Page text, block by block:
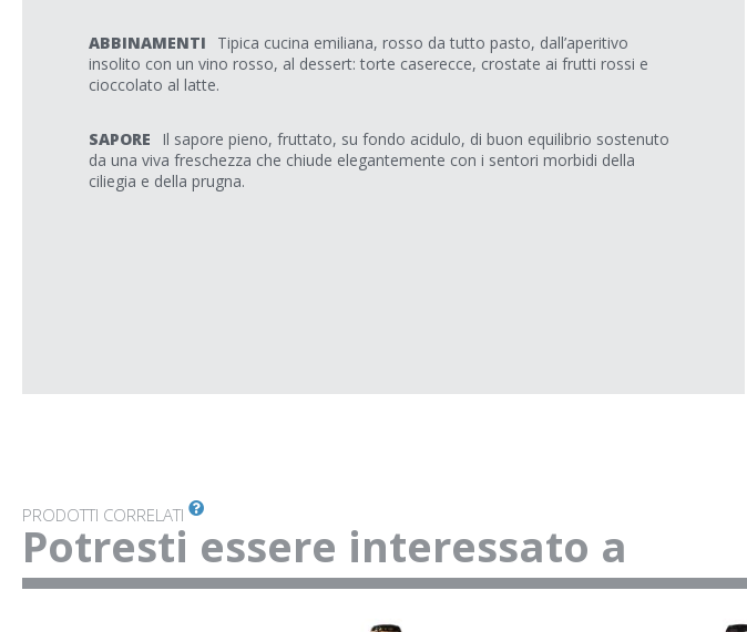
ABBINAMENTI
Tipica cucina emiliana, rosso da tutto pasto, dall’aperitivo
insolito con un vino rosso, al dessert: torte caserecce, crostate ai frutti rossi e
cioccolato al latte.
SAPORE
Il sapore pieno, fruttato, su fondo acidulo, di buon equilibrio sostenuto
da una viva freschezza che chiude elegantemente con i sentori morbidi della
ciliegia e della prugna.
PRODOTTI CORRELATI
Potresti essere interessato a